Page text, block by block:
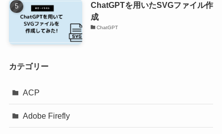
ChatGPTを用いたSVGファイル作
成
ChatGPT
カテゴリー
ACP
Adobe Firefly